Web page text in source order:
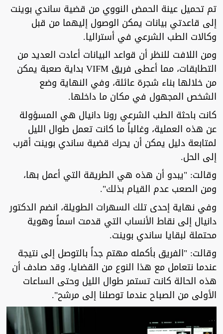
تم تحميل عينة الحمض النووي من قضية ساندي بوينت
إلى قاعدتي بيانات يمكن الوصول إليهما من قبل
وكالات الطب الشرعي في أستراليا.
ومن اللافت للنظر أن قواعد البيانات أعادت العديد من
التطابقات، مما أعطى فريق VIFM بداية صعبة يمكن
من خلالها بناء شجرة عائلة، وفي النهاية وضع
الشخص المجهول في مكان ما داخلها.
كانت باحثة الطب الشرعي رونا دانيال هي المسؤولة
عن هذه العملية، وغالباً ما كانت تعمل طوال الليل
لمتابعة دليل يمكن أن يحرك قضية ساندي بوينت أقرب
إلى الحل.
وقالت: "يبدو أن هذه هي الطريقة التي أعمل بها،
ومن الصعب عدم القيام بذلك".
وفي نهاية إحدى تلك السهرات الطويلة، انضم الدكتور
دانيال إلى نقاط الأنساب التي قدمت اسماً وهوية
محتملة لبقايا ساندي بوينت.
وقالت: "الفريق بأكمله مهتم جداً بالتوصل إلى نتيجة
عندما نتعامل مع هذا النوع من القضايا، وقد صادف أن
هذه الحالة كانت تستمر طوال الليل وحتى الساعات
الأولى من الصباح عندما توصلنا إلى مرشح".